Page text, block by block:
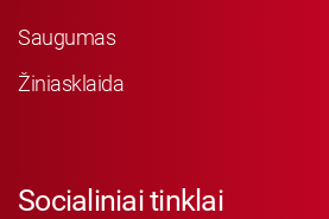
Saugumas
Žiniasklaida
Socialiniai tinklai